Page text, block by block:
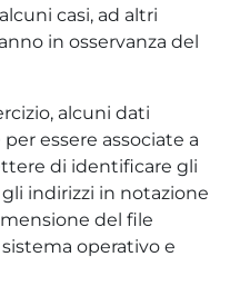
casi, ad altri
in osservanza del
alcuni dati
essere associate a
di identificare gli
indirizzi in notazione
del file
operativo e